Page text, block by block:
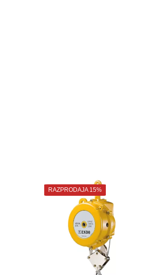
RAZPRODAJA 15%